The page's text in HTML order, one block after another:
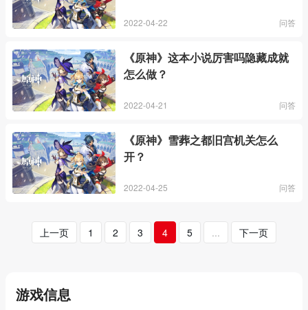
2022-04-22 问答
《原神》这本小说厉害吗隐藏成就
怎么做？
2022-04-21 问答
《原神》雪葬之都旧宫机关怎么
开？
2022-04-25 问答
上一页 1 2 3 4 5 ... 下一页
游戏信息